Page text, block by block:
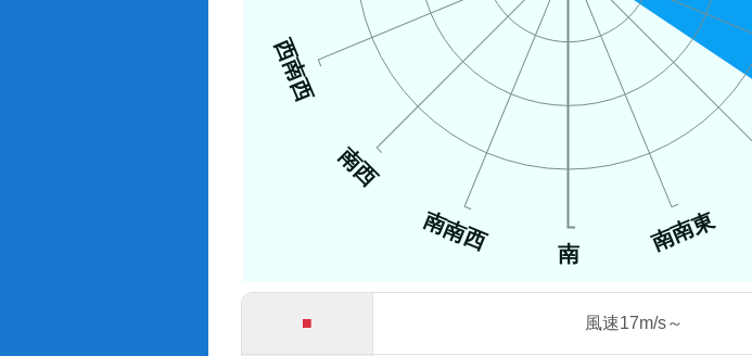
南南東
南
南南西
南西
西南西
■ 風速17m/s～